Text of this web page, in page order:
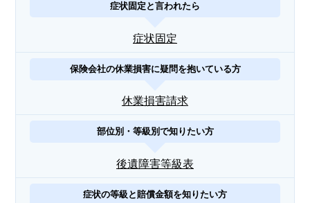
症状固定と言われたら
症状固定
保険会社の休業損害に疑問を抱いている方
休業損害請求
部位別・等級別で知りたい方
後遺障害等級表
症状の等級と賠償金額を知りたい方